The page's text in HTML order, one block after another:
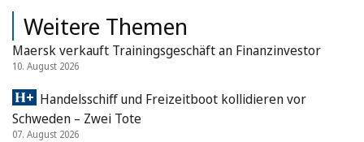
Weitere Themen
Maersk verkauft Trainingsgeschäft an Finanzinvestor
10. August 2026
Handelsschiff und Freizeitboot kollidieren vor
Schweden – Zwei Tote
07. August 2026